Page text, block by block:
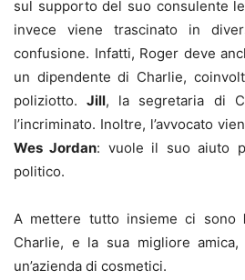
sul supporto del suo consulente
invece viene trascinato in
confusione. Infatti, Roger deve
un dipendente di Charlie,
poliziotto.Jill, la segretaria di
l’incriminato. Inoltre, l’avvocato
Wes Jordan: vuole il suo aiuto
politico.
A mettere tutto insieme ci sono
Charlie, e la sua migliore amica,
un’azienda di cosmetici.